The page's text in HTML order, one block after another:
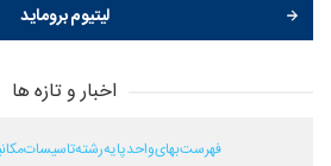
لیتیوم بروماید
اخبار و تازه ها
فهرست بهای واحد پایه رشته تاسیسات مکانیکی